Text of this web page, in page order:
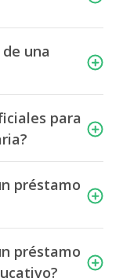
una
para
préstamo
préstamo